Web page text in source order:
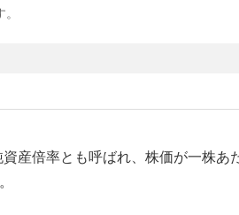
資産倍率とも呼ばれ、株価が一株